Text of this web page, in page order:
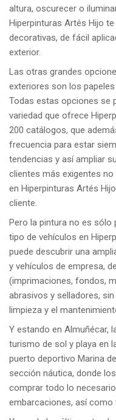
altura, oscurecer o
Hiperpinturas Artés Hijo
decorativas, de fácil
exterior.
Las otras grandes
exteriores son los
Todas estas opciones se
variedad que ofrece
200 catálogos, que
frecuencia para estar
tendencias y así ampliar
clientes más exigentes no
en Hiperpinturas Artés
cliente.
Pero la pintura no es sólo
tipo de vehículos en
puede descubrir una
y vehículos de empresa,
(imprimaciones, fondos,
abrasivos y selladores,
limpieza y el
Y estando en Almuñécar,
turismo de sol y playa en
puerto deportivo Marina
sección náutica, donde
comprar todo lo
embarcaciones, así